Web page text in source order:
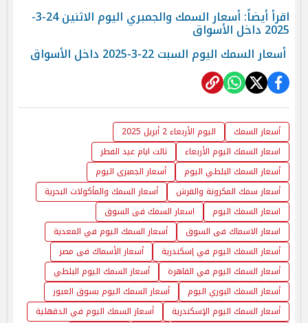
اقرأ أيضاً: أسعار السمك والجمبري اليوم الاثنين 24-3-
2025 داخل الأسواق
أسعار السمك اليوم السبت 22-3-2025 داخل الأسواق
أسعار السمك
اليوم الأربعاء 2 أبريل 2025
اسعار السمك اليوم الأربعاء
ثالث ايام عيد الفطر
أسعار السمك البلطي اليوم
أسعار الجمبرى اليوم
أسعار سمك المكرونة والقرش
أسعار السمك والمأكولات البحرية
اسعار السمك اليوم
اسعار السمك فى السوق
اسعار الاسماك فى السوق
أسعار السمك اليوم في المعدية
أسعار السمك اليوم في إسكندرية
أسعار الأسماك فى مصر
أسعار السمك اليوم في القاهرة
أسعار السمك اليوم البلطي
أسعار السمك البوري اليوم
أسعار السمك اليوم بسوق العبور
أسعار السمك اليوم الإسكندرية
أسعار السمك اليوم في الدقهلية